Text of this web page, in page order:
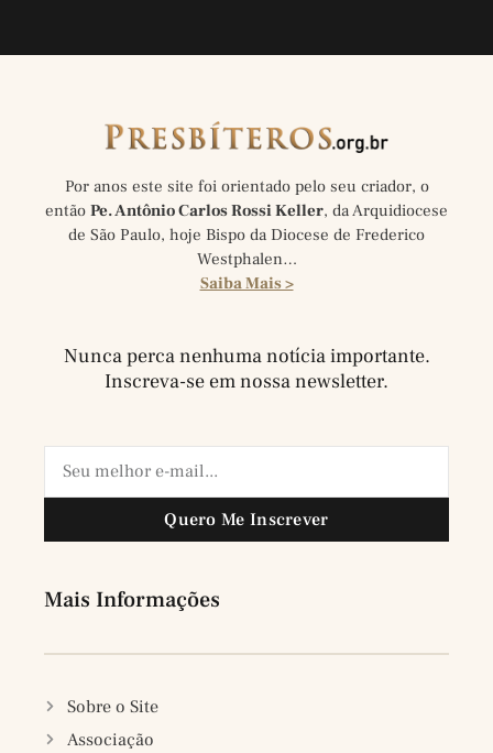
Por anos este site foi orientado pelo seu criador, o
então Pe. Antônio Carlos Rossi Keller, da Arquidiocese
de São Paulo, hoje Bispo da Diocese de Frederico
Westphalen…
Saiba Mais >
Nunca perca nenhuma notícia importante.
Inscreva-se em nossa newsletter.
Quero Me Inscrever
Mais Informações
Sobre o Site
Associação